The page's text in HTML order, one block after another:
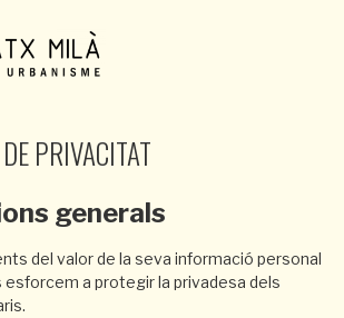
PRIVACITAT
generals
del valor de la seva informació personal
esforcem a protegir la privadesa dels